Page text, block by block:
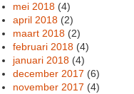
mei 2018 (4)
april 2018 (2)
maart 2018 (2)
februari 2018 (4)
januari 2018 (4)
december 2017 (6)
november 2017 (4)